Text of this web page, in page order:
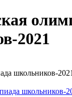
2021
школьников-2021